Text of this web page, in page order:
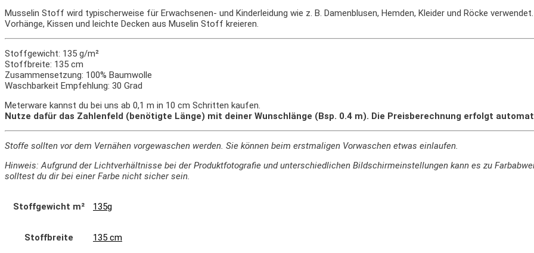
Musselin Stoff wird typischerweise für Erwachsenen- und Kinderleidung wie z. B. Damenblusen, Hemden, Kleider und Röcke
Vorhänge, Kissen und leichte Decken aus Muselin Stoff kreieren.
Stoffgewicht: 135 g/m²
Stoffbreite: 135 cm
Zusammensetzung: 100% Baumwolle
Waschbarkeit Empfehlung: 30 Grad
Meterware kannst du bei uns ab 0,1 m in 10 cm Schritten kaufen.
Nutze dafür das Zahlenfeld (benötigte Länge) mit deiner Wunschlänge (Bsp. 0.4 m). Die Preisberechnung erfolgt
Stoffe sollten vor dem Vernähen vorgewaschen werden. Sie können beim erstmaligen Vorwaschen etwas einlaufen.
Hinweis: Aufgrund der Lichtverhältnisse bei der Produktfotografie und unterschiedlichen Bildschirmeinstellungen kann es zu
solltest du dir bei einer Farbe nicht sicher sein.
Stoffgewicht m² 135g
Stoffbreite 135 cm